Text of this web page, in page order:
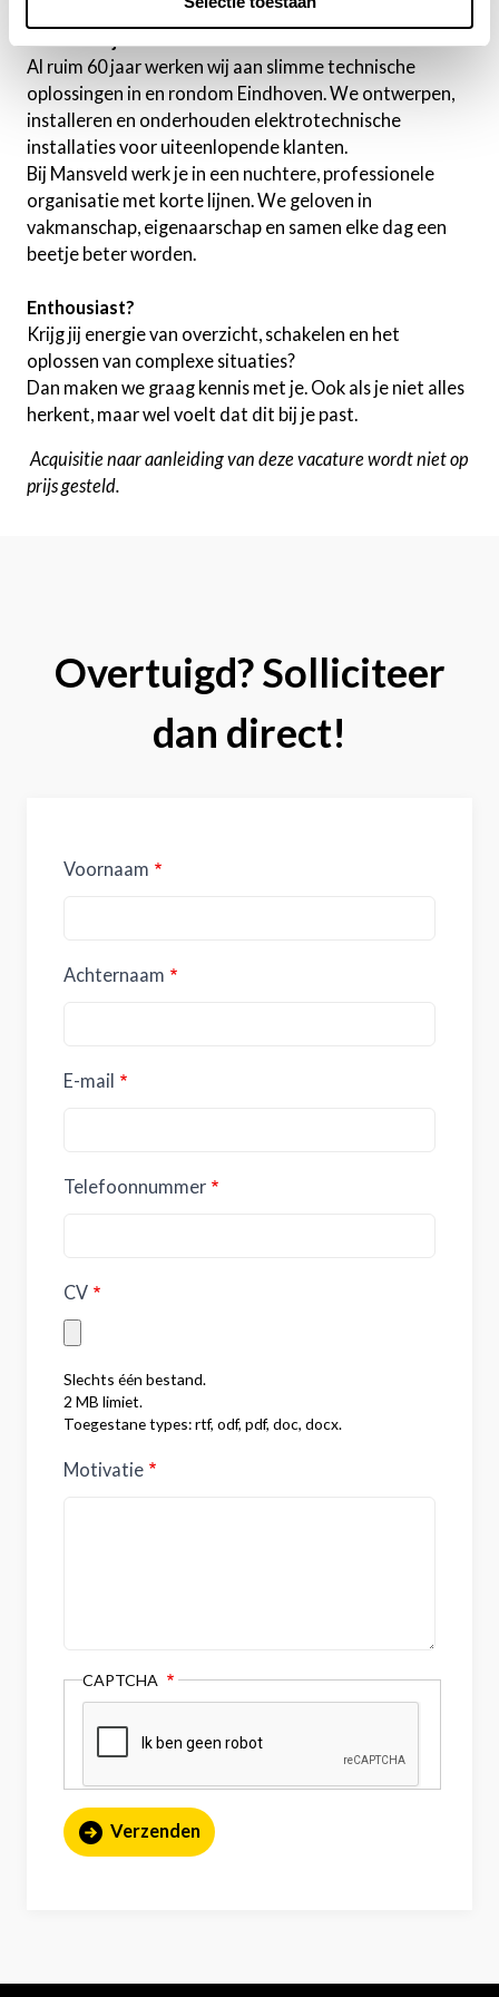
Al ruim 60 jaar werken wij aan slimme technische
oplossingen in en rondom Eindhoven. We ontwerpen,
installeren en onderhouden elektrotechnische
installaties voor uiteenlopende klanten.
Bij Mansveld werk je in een nuchtere, professionele
organisatie met korte lijnen. We geloven in
vakmanschap, eigenaarschap en samen elke dag een
beetje beter worden.
Enthousiast?
Krijg jij energie van overzicht, schakelen en het
oplossen van complexe situaties?
Dan maken we graag kennis met je. Ook als je niet alles
herkent, maar wel voelt dat dit bij je past.
Acquisitie naar aanleiding van deze vacature wordt niet op
prijs gesteld.
Overtuigd? Solliciteer
dan direct!
Voornaam
Achternaam
E-mail
Telefoonnummer
CV
Slechts één bestand.
2 MB limiet.
Toegestane types: rtf, odf, pdf, doc, docx.
Motivatie
CAPTCHA